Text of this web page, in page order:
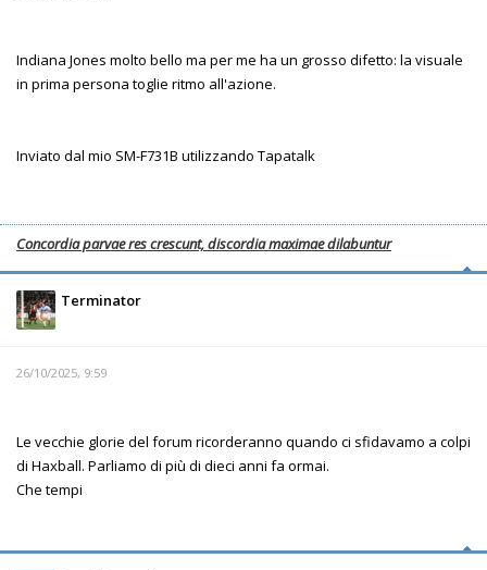
Indiana Jones molto bello ma per me ha un grosso difetto: la visuale
in prima persona toglie ritmo all'azione.
Inviato dal mio SM-F731B utilizzando Tapatalk
Concordia parvae res crescunt, discordia maximae dilabuntur
Terminator
26/10/2025, 9:59
Le vecchie glorie del forum ricorderanno quando ci sfidavamo a colpi
di Haxball. Parliamo di più di dieci anni fa ormai.
Che tempi